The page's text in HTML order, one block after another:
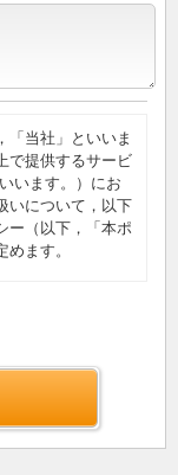
「当社」といいま
で提供するサービ
います。）にお
いについて，以下
ー（以下，「本ポ
ます。
人情報」とは，個
であって，当該
日，住所，電話番
より特定の個人を
歴情報および特性